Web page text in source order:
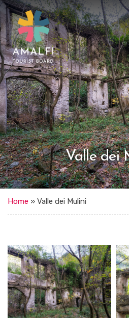
Valle dei
Home » Valle dei Mulini